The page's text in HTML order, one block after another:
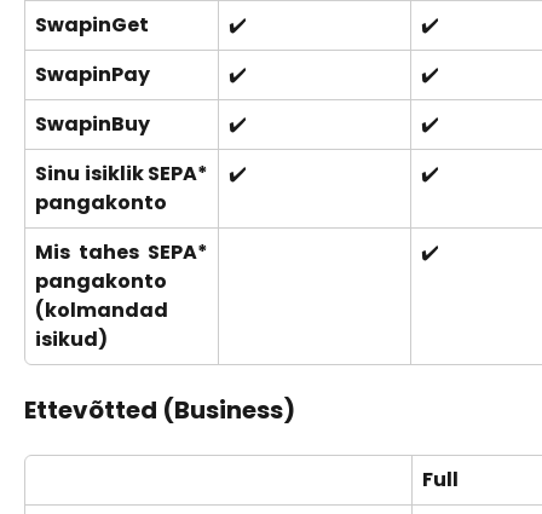
SwapinGet
✔️
✔️
SwapinPay
✔️
✔️
SwapinBuy
✔️
✔️
Sinu isiklik SEPA*
pangakonto
✔️ ✔️
Mis tahes SEPA*
pangakonto
(kolmandad
isikud)
✔️
Ettevõtted (Business)
Full